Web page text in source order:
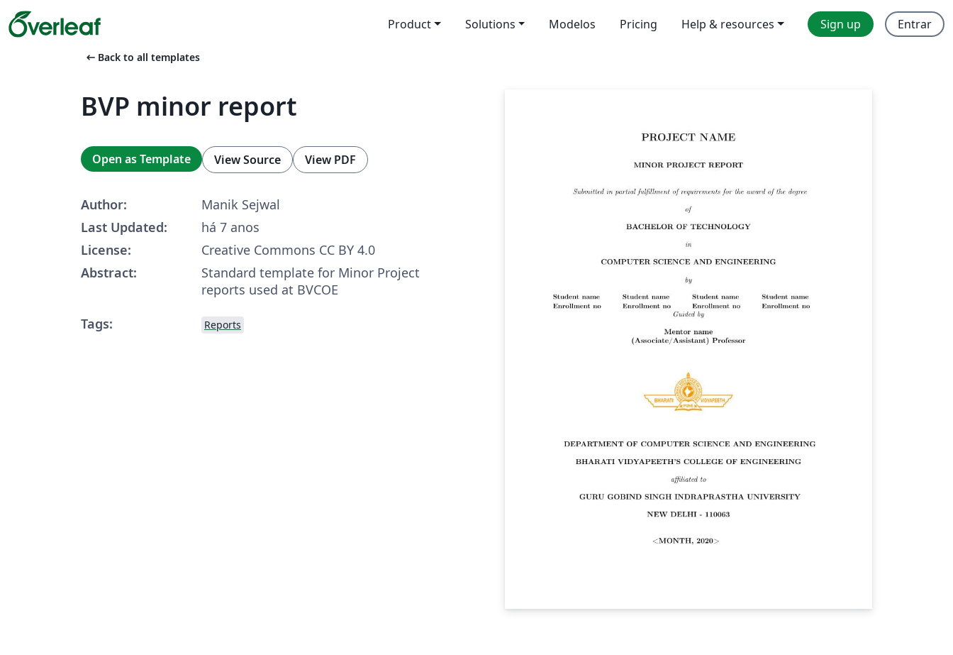
Product Solutions Modelos Pricing Help & resources Sign up Entrar
arrow_left_alt Back to all templates
BVP minor report
Open as Template View Source View PDF
Author:
Manik Sejwal
Last Updated:
há 7 anos
License:
Creative Commons CC BY 4.0
Abstract:
Standard template for Minor Project
reports used at BVCOE
Tags:
Reports